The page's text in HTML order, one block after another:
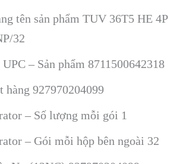
tên sản phẩm TUV 36T5 HE 4P
32
– Sản phẩm 8711500642318
hàng 927970204099
– Số lượng mỗi gói 1
– Gói mỗi hộp bên ngoài 32